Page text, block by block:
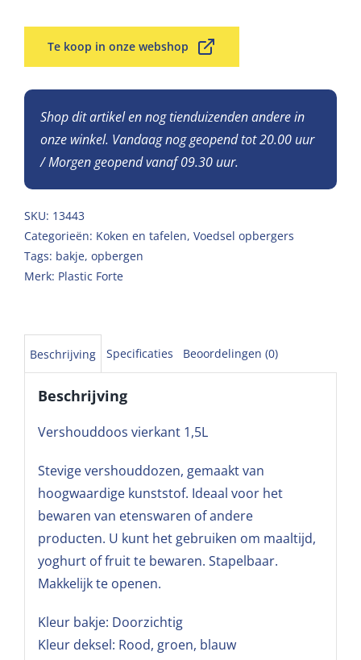
Te koop in onze webshop
Shop dit artikel en nog tienduizenden andere in
onze winkel. Vandaag nog geopend tot 20.00 uur
/ Morgen geopend vanaf 09.30 uur.
SKU: 13443
Categorieën: Koken en tafelen, Voedsel opbergers
Tags: bakje, opbergen
Merk: Plastic Forte
Beschrijving Specificaties Beoordelingen (0)
Beschrijving
Vershouddoos vierkant 1,5L
Stevige vershouddozen, gemaakt van
hoogwaardige kunststof. Ideaal voor het
bewaren van etenswaren of andere
producten. U kunt het gebruiken om maaltijd,
yoghurt of fruit te bewaren. Stapelbaar.
Makkelijk te openen.
Kleur bakje: Doorzichtig
Kleur deksel: Rood, groen, blauw